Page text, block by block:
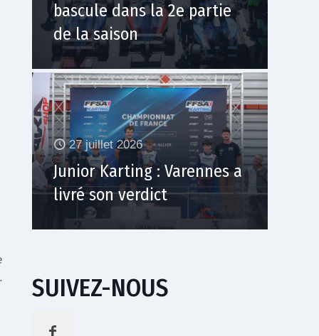
bascule dans la 2e partie
de la saison
27 juillet 2026
Junior Karting : Varennes a
livré son verdict
SUIVEZ-NOUS